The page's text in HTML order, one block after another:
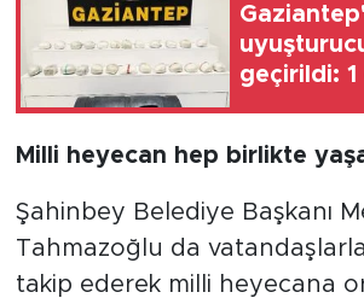
geçirildi: 1
Milli heyecan hep birlikte
Şahinbey Belediye Başkanı
Tahmazoğlu da
takip ederek milli heyecana